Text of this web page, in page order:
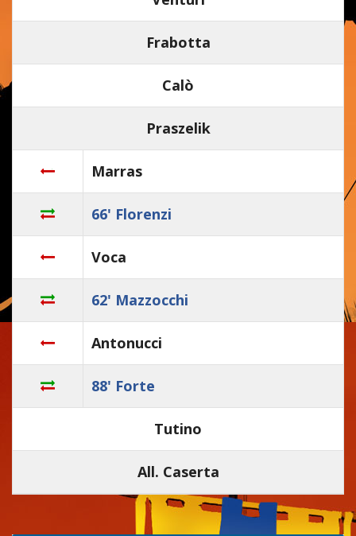
Frabotta
Calò
Praszelik
Marras
66' Florenzi
Voca
62' Mazzocchi
Antonucci
88' Forte
Tutino
All. Caserta